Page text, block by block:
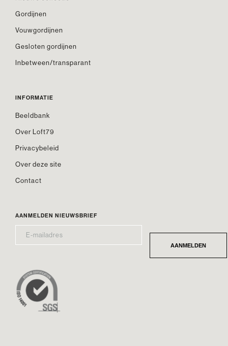
Gordijnen
Vouwgordijnen
Gesloten gordijnen
Inbetween/transparant
INFORMATIE
Beeldbank
Over Loft79
Privacybeleid
Over deze site
Contact
AANMELDEN NIEUWSBRIEF
MAILADRES* AANMELDEN